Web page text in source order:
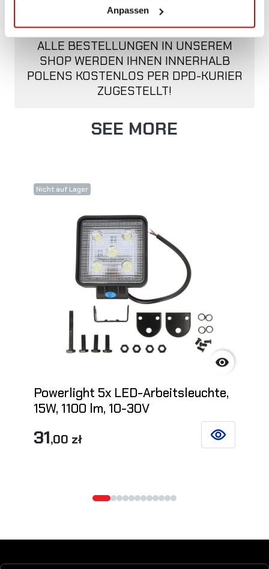
Anpassen
KOSTENLOSER VERSAND!
ALLE BESTELLUNGEN IN UNSEREM
SHOP WERDEN IHNEN INNERHALB
POLENS KOSTENLOS PER DPD-KURIER
ZUGESTELLT!
SEE MORE
Nicht auf Lager

Powerlight 5x LED-Arbeitsleuchte,
15W, 1100 lm, 10-30V
31,00 zł SIEHE